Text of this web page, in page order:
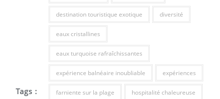
Tags :
destination touristique exotique diversité
eaux cristallines
eaux turquoise rafraîchissantes
expérience balnéaire inoubliable expériences
farniente sur la plage hospitalité chaleureuse